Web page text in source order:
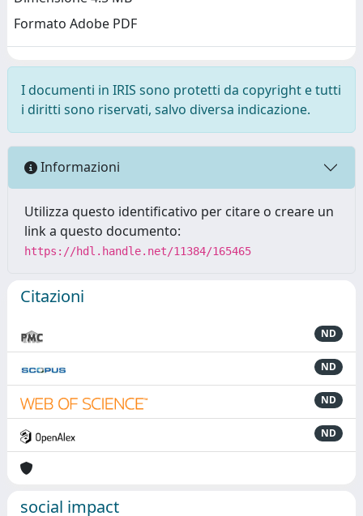
Formato Adobe PDF
I documenti in IRIS sono protetti da copyright e tutti
i diritti sono riservati, salvo diversa indicazione.
Informazioni
Utilizza questo identificativo per citare o creare un
link a questo documento:
https://hdl.handle.net/11384/165465
Citazioni
ND
ND
ND
ND
social impact